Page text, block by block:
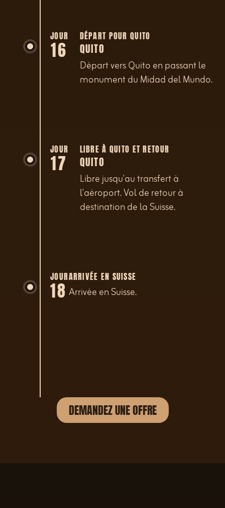
et Peguche.
JOUR
16
DÉPART POUR QUITO
QUITO
Départ vers Quito en passant le
monument du Midad del Mundo.
JOUR
17
LIBRE À QUITO ET RETOUR
QUITO
Libre jusqu'au transfert à
l'aéroport. Vol de retour à
destination de la Suisse.
JOUR
18
ARRIVÉE EN SUISSE
Arrivée en Suisse.
DEMANDEZ UNE OFFRE